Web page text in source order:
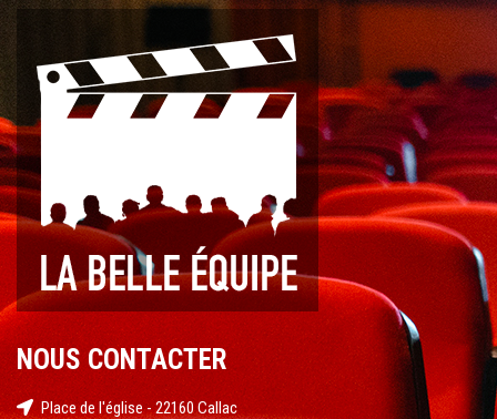
NOUS CONTACTER
Place de l'église - 22160 Callac